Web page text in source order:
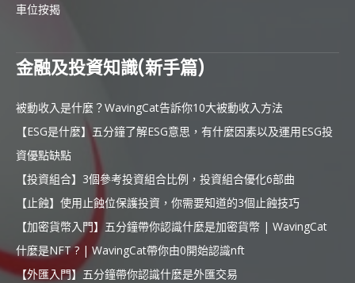
車位按揭
金融及投資知識(新手篇)
被動收入是什麼？WavingCat告訴你10大被動收入方法
【ESG是什麼】五分鐘了解ESG意思，有什麼因素以及運用ESG投
資優點缺點
【投資組合】3個參考投資組合比例，投資組合優化6部曲
【止蝕】使用止蝕位保護投資，你需要知道的3個止蝕技巧
【加密貨幣入門】五分鐘帶你認識什麼是加密貨幣 | WavingCat
什麼是NFT ? | WavingCat帶你由0開始認識nft
【外匯入門】五分鐘帶你認識什麼是外匯交易